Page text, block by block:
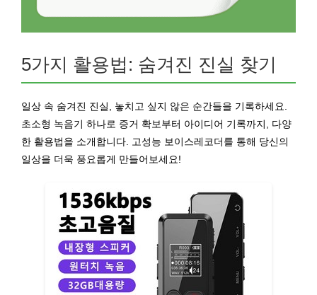
5가지 활용법: 숨겨진 진실 찾기
일상 속 숨겨진 진실, 놓치고 싶지 않은 순간들을 기록하세요.
초소형 녹음기 하나로 증거 확보부터 아이디어 기록까지, 다양
한 활용법을 소개합니다. 고성능 보이스레코더를 통해 당신의
일상을 더욱 풍요롭게 만들어보세요!